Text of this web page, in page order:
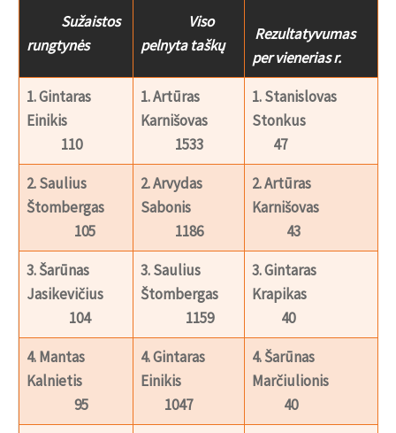
Sužaistos
rungtynės
Viso
pelnyta taškų
Rezultatyvumas
per vienerias r.
1. Gintaras
Einikis
110
1. Artūras
Karnišovas
1533
1. Stanislovas
Stonkus
47
2. Saulius
Štombergas
105
2. Arvydas
Sabonis
1186
2. Artūras
Karnišovas
43
3. Šarūnas
Jasikevičius
104
3. Saulius
Štombergas
1159
3. Gintaras
Krapikas
40
4. Mantas
Kalnietis
95
4. Gintaras
Einikis
1047
4. Šarūnas
Marčiulionis
40